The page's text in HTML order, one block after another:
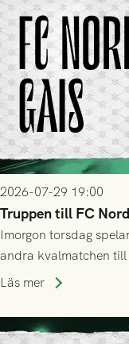
2026-07-29 19:00
Truppen till FC
Imorgon torsdag
andra kvalmatchen till
Park! Fredrik
Läs mer